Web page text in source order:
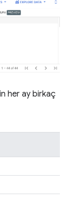
her ay birkaç